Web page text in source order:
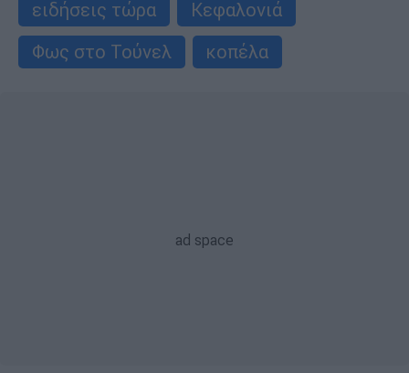
ειδήσεις τώρα
Κεφαλονιά
Φως στο Τούνελ
κοπέλα